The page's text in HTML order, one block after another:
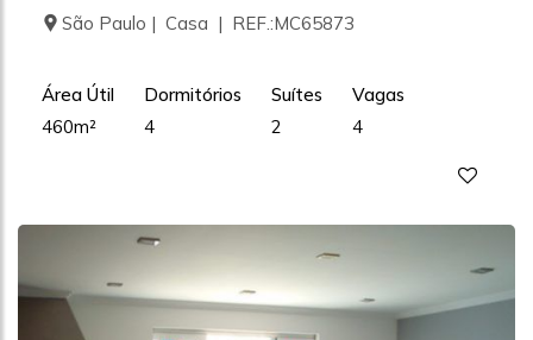
São Paulo | Casa | REF.:MC65873
Área Útil
460m²
Dormitórios
4
Suítes
2
Vagas
4